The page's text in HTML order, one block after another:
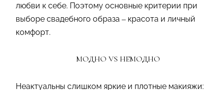
любви к себе. Поэтому основные критерии при
выборе свадебного образа – красота и личный
комфорт.
МОДНО VS НЕМОДНО
Неактуальны слишком яркие и плотные макияжи: